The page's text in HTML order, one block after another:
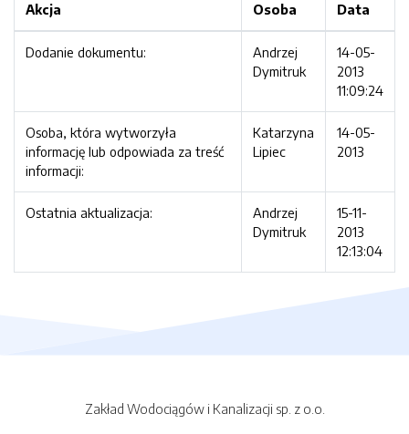
Akcja Osoba Data
Dodanie dokumentu:
Andrzej
Dymitruk
14-05-
2013
11:09:24
Osoba, która wytworzyła
informację lub odpowiada za treść
informacji:
Katarzyna
Lipiec
14-05-
2013
Ostatnia aktualizacja:
Andrzej
Dymitruk
15-11-
2013
12:13:04
Zakład Wodociągów i Kanalizacji sp. z o.o.